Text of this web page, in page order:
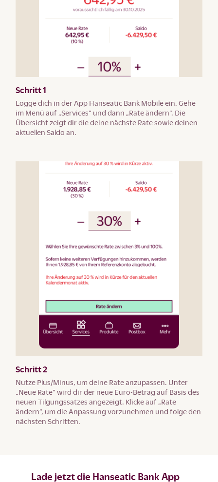
Schritt 1
Logge dich in der App Hanseatic Bank Mobile ein. Gehe
im Menü auf „Services” und dann „Rate ändern”. Die
Übersicht zeigt dir die deine nächste Rate sowie deinen
aktuellen Saldo an.
Schritt 2
Nutze Plus/Minus, um deine Rate anzupassen. Unter
„Neue Rate" wird dir der neue Euro-Betrag auf Basis des
neuen Tilgungssatzes angezeigt. Klicke auf „Rate
ändern”, um die Anpassung vorzunehmen und folge den
nächsten Schritten.
Lade jetzt die Hanseatic Bank App